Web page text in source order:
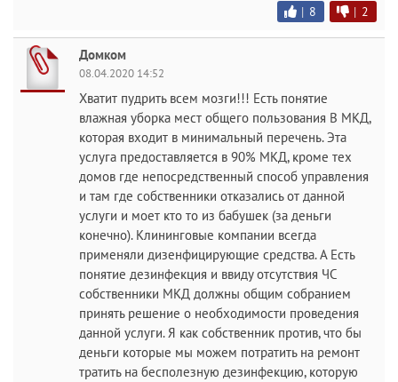
| 8 | 2
Домком
08.04.2020 14:52
Хватит пудрить всем мозги!!! Есть понятие
влажная уборка мест общего пользования В МКД,
которая входит в минимальный перечень. Эта
услуга предоставляется в 90% МКД, кроме тех
домов где непосредственный способ управления
и там где собственники отказались от данной
услуги и моет кто то из бабушек (за деньги
конечно). Клининговые компании всегда
применяли дизенфицирующие средства. А Есть
понятие дезинфекция и ввиду отсутствия ЧС
собственники МКД должны общим собранием
принять решение о необходимости проведения
данной услуги. Я как собственник против, что бы
деньги которые мы можем потратить на ремонт
тратить на бесполезную дезинфекцию, которую